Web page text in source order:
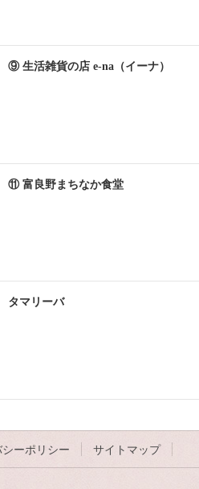
⑨ 生活雑貨の店 e-na（イーナ）
⑪ 富良野まちなか食堂
タマリーバ
ーポリシー サイトマップ